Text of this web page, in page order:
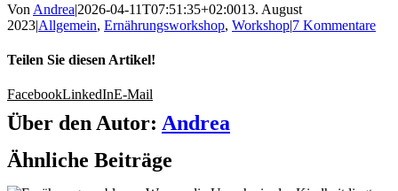
Von Andrea|2026-04-11T07:51:35+02:0013. August
2023|Allgemein, Ernährungsworkshop, Workshop|7 Kommentare
Teilen Sie diesen Artikel!
FacebookLinkedInE-Mail
Über den Autor: Andrea
Ähnliche Beiträge